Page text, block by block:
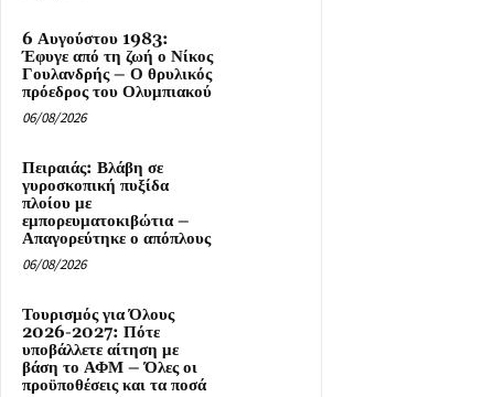
6 Αυγούστου 1983:
Έφυγε από τη ζωή ο Νίκος
Γουλανδρής – Ο θρυλικός
πρόεδρος του Ολυμπιακού
06/08/2026
Πειραιάς: Βλάβη σε
γυροσκοπική πυξίδα
πλοίου με
εμπορευματοκιβώτια –
Απαγορεύτηκε ο απόπλους
06/08/2026
Τουρισμός για Όλους
2026-2027: Πότε
υποβάλλετε αίτηση με
βάση το ΑΦΜ – Όλες οι
προϋποθέσεις και τα ποσά